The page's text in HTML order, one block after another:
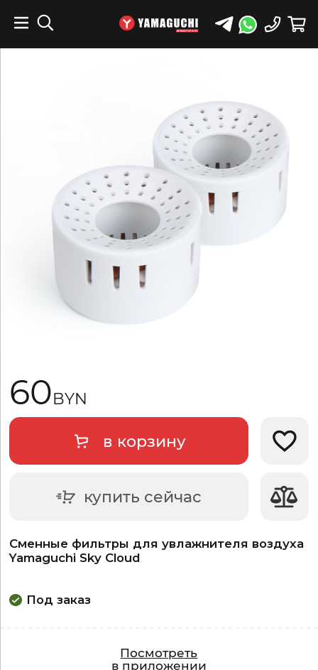
Сменные фильтры для увлажнителя воздуха
Yamaguchi Sky Cloud
Под заказ
60BYN
в корзину
купить сейчас
Посмотреть
в приложении